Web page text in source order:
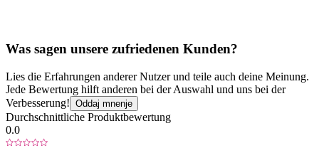
Was sagen unsere zufriedenen Kunden?
Lies die Erfahrungen anderer Nutzer und teile auch deine Meinung.
Jede Bewertung hilft anderen bei der Auswahl und uns bei der
Verbesserung! Oddaj mnenje
Durchschnittliche Produktbewertung
0.0